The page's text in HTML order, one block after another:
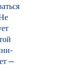
—